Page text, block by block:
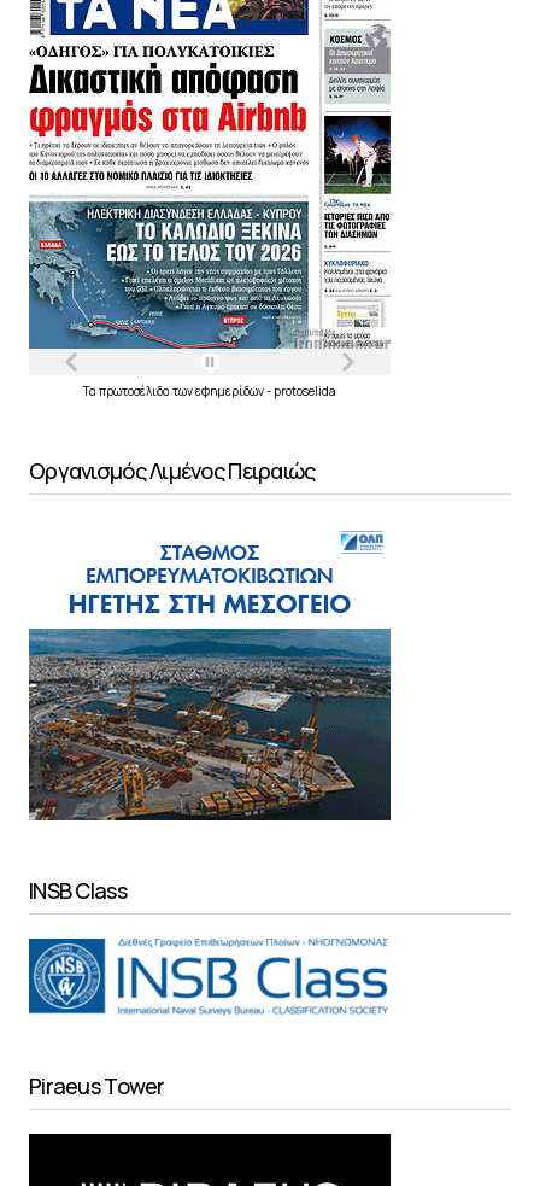
Τα πρωτοσέλιδα τωνεφημερίδων- protoselida
Οργανισμός Λιμένος Πειραιώς
INSB Class
Piraeus Tower